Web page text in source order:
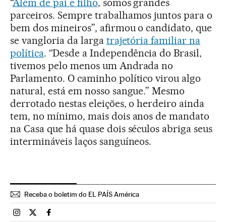
“Além de pai e filho, somos grandes
parceiros. Sempre trabalhamos juntos para o
bem dos mineiros”, afirmou o candidato, que
se vangloria da larga trajetória familiar na
política. “Desde a Independência do Brasil,
tivemos pelo menos um Andrada no
Parlamento. O caminho político virou algo
natural, está em nosso sangue.” Mesmo
derrotado nestas eleições, o herdeiro ainda
tem, no mínimo, mais dois anos de mandato
na Casa que há quase dois séculos abriga seus
intermináveis laços sanguíneos.
Receba o boletim do EL PAÍS América
Brasil El País Brasil en Instagram
Brasil El País Brasil en Twitter
Brasil El País Brasil en Facebook